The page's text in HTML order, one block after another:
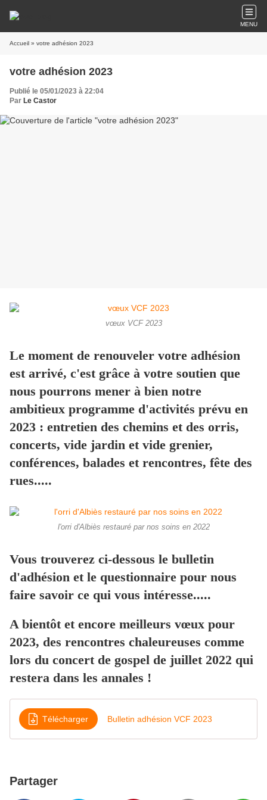
MENU
Accueil » votre adhésion 2023
votre adhésion 2023
Publié le 05/01/2023 à 22:04
Par Le Castor
vœux VCF 2023
Le moment de renouveler votre adhésion
est arrivé, c'est grâce à votre soutien que
nous pourrons mener à bien notre
ambitieux programme d'activités prévu en
2023 : entretien des chemins et des orris,
concerts, vide jardin et vide grenier,
conférences, balades et rencontres, fête des
rues.....
l'orri d'Albiès restauré par nos soins en 2022
Vous trouverez ci-dessous le bulletin
d'adhésion et le questionnaire pour nous
faire savoir ce qui vous intéresse.....
​​​​​​​A bientôt et encore meilleurs vœux pour
2023, des rencontres chaleureuses comme
lors du concert de gospel de juillet 2022 qui
restera dans les annales !
Télécharger Bulletin adhésion VCF 2023
Partager